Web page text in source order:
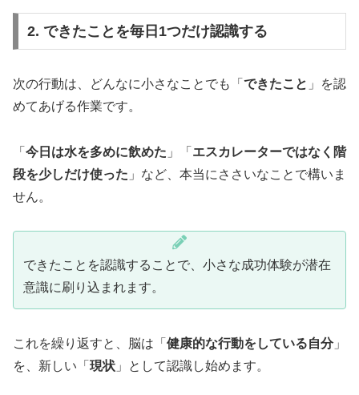
2. できたことを毎日1つだけ認識する
次の行動は、どんなに小さなことでも「 できたこと 」を認
めてあげる作業です。
「 今日は水を多めに飲めた 」「 エスカレーターではなく階
段を少しだけ使った 」など、本当にささいなことで構いま
せん。
できたことを認識することで、小さな成功体験が潜在
意識に刷り込まれます。
これを繰り返すと、脳は「 健康的な行動をしている自分」
を、新しい「 現状 」として認識し始めます。